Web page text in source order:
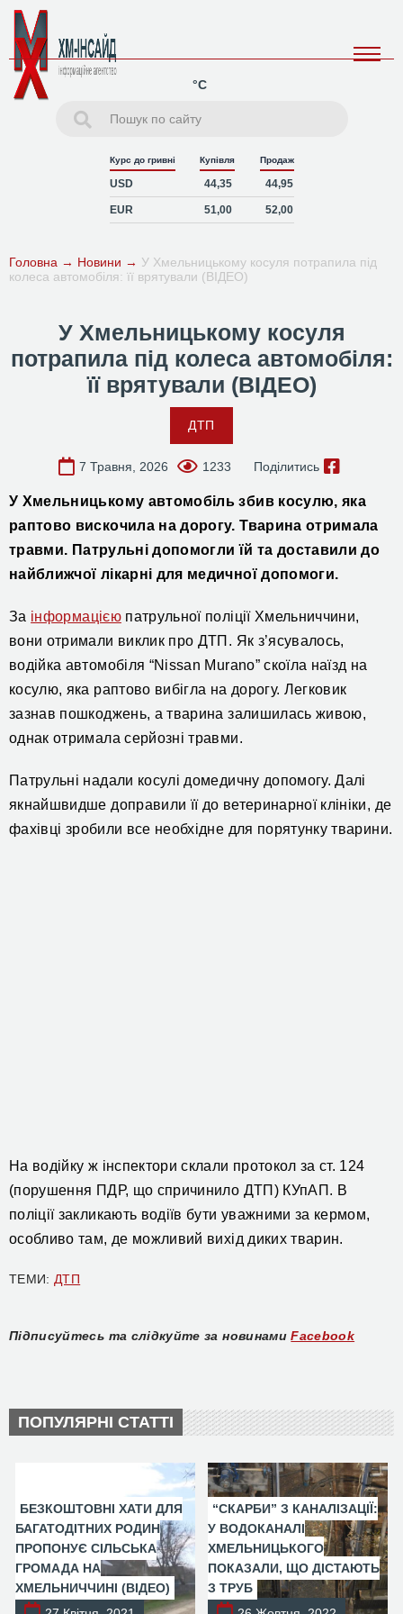
°C
Курс до гривні Купівля Продаж
USD 44,35 44,95
EUR 51,00 52,00
Головна → Новини → У Хмельницькому косуля потрапила під
колеса автомобіля: її врятували (ВІДЕО)
У Хмельницькому косуля
потрапила під колеса автомобіля:
її врятували (ВІДЕО)
ДТП
7 Травня, 2026 1233 Поділитись
У Хмельницькому автомобіль збив косулю, яка
раптово вискочила на дорогу. Тварина отримала
травми. Патрульні допомоглиїй та доставили до
найближчої лікарні для медичної допомоги.
За інформацієюпатрульної поліції Хмельниччини,
вони отримали виклик про ДТП. Як з’ясувалось,
водійка автомобіля “Nissan Murano” скоїла наїзд на
косулю, яка раптово вибігла на дорогу. Легковик
зазнав пошкоджень, а тварина залишилась живою,
однак отримала серйозні травми.
Патрульні надали косулі домедичну допомогу. Далі
якнайшвидше доправили її до ветеринарної клініки, де
фахівці зробили все необхідне для порятунку тварини.
На водійку ж інспектори склали протокол за ст. 124
(порушення ПДР, що спричинило ДТП) КУпАП. В
поліції закликають водіїв бути уважними за кермом,
особливо там, де можливий вихід диких тварин.
ТЕМИ: ДТП
Підписуйтесь та слідкуйте за новинами Facebook
ПОПУЛЯРНІ СТАТТІ
БЕЗКОШТОВНІ ХАТИ ДЛЯ
БАГАТОДІТНИХ РОДИН
ПРОПОНУЄ СІЛЬСЬКА
ГРОМАДА НА
ХМЕЛЬНИЧЧИНІ (ВІДЕО)
“СКАРБИ” З КАНАЛІЗАЦІЇ:
У ВОДОКАНАЛІ
ХМЕЛЬНИЦЬКОГО
ПОКАЗАЛИ, ЩО ДІСТАЮТЬ
З ТРУБ